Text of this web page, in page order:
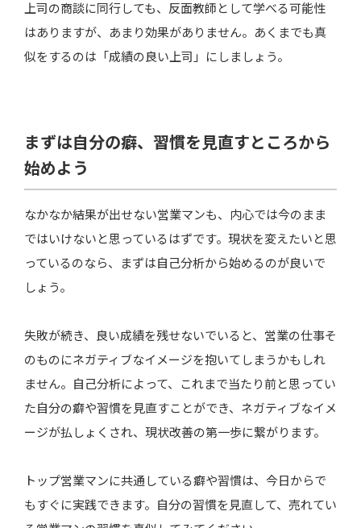
上司の商談に同行しても、反面教師として学べる可能性
はありますが、あまり効果がありません。あくまでも真
似をするのは「成績の良い上司」にしましょう。
まずは自分の癖、習慣を見直すところから
始めよう
なかなか結果が出せない営業マンも、内心では今のまま
ではいけないと思っているはずです。現状を変えたいと思
っているのなら、まずは自己分析から始めるのが良いで
しょう。
失敗が続き、良い成績を残せないでいると、営業の仕事そ
のものにネガティブなイメージを抱いてしまうかもしれ
ません。自己分析によって、これまで当たり前と思ってい
た自分の癖や習慣を見直すことができ、ネガティブなイメ
ージが払しょくされ、現状改善の第一歩に繋がります。
トップ営業マンに共通している癖や習慣は、今日からで
もすぐに実践できます。自分の習慣を見直して、売れてい